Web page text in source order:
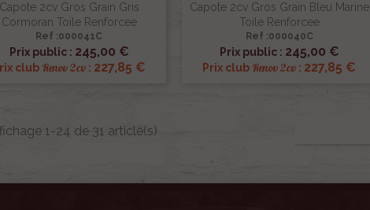
2cv Gros Grain Gris
Cormoran Toile Renforcee
Ref :000041C
Prix public : 245,00 €
club Renov 2cv : 227,85 €
 Aperçu rapide
Capote 2cv Gros Grain Bleu Marine
Toile Renforcee
Ref :000040C
Prix public : 245,00 €
Prix club Renov 2cv : 227,85 €
 Aperçu rapide
1-24 de 31 article(s)